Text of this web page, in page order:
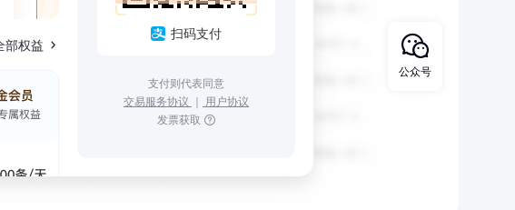
部权益
扫码支付
支付则代表同意
交易服务协议 ｜ 用户协议
发票获取
公众号